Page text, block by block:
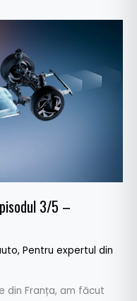
3/5 –
, Pentru expertul din
din Franța, am făcut